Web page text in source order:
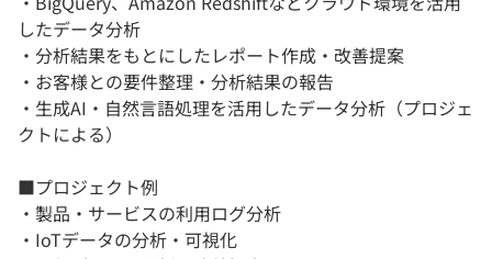
したデータ分析
・分析結果をもとにしたレポート作成・改善提案
・お客様との要件整理・分析結果の報告
・生成AI・自然言語処理を活用したデータ分析（プロジェ
クトによる）
■プロジェクト例
・製品・サービスの利用ログ分析
・IoTデータの分析・可視化